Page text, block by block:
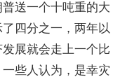
送一个十吨重的大
四分之一，两年以
展就会走上一个比
些人认为，是幸灾